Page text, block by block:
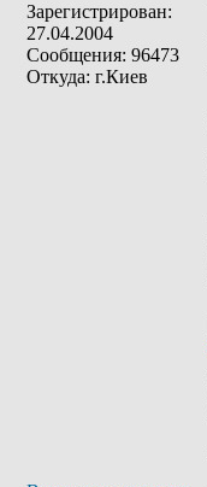
Зарегистрирован:
27.04.2004
Сообщения: 96473
Откуда: г.Киев